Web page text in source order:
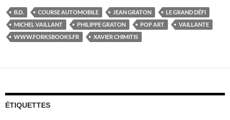
B.D. COURSE AUTOMOBILE JEAN GRATON
LE GRAND DÉFI
MICHEL VAILLANT
PHILIPPE GRATON POP ART
VAILLANTE
WWW.FORKSBOOKS.FR
XAVIER CHIMITIS
ÉTIQUETTES